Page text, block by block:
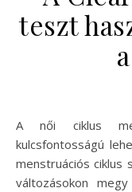
teszt
A női ciklus megértése és nyomon követése
kulcsfontosságú
menstruációs ciklus
változásokon